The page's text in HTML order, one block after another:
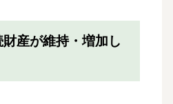
産が維持・増加し